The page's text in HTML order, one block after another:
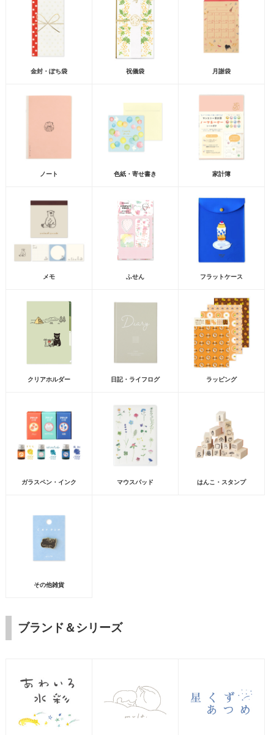
金封・ぽち袋 祝儀袋 月謝袋
ノート 色紙・寄せ書き 家計簿
メモ ふせん フラットケース
クリアホルダー 日記・ライフログ ラッピング
ガラスペン・インク マウスパッド はんこ・スタンプ
その他雑貨
ブランド＆シリーズ